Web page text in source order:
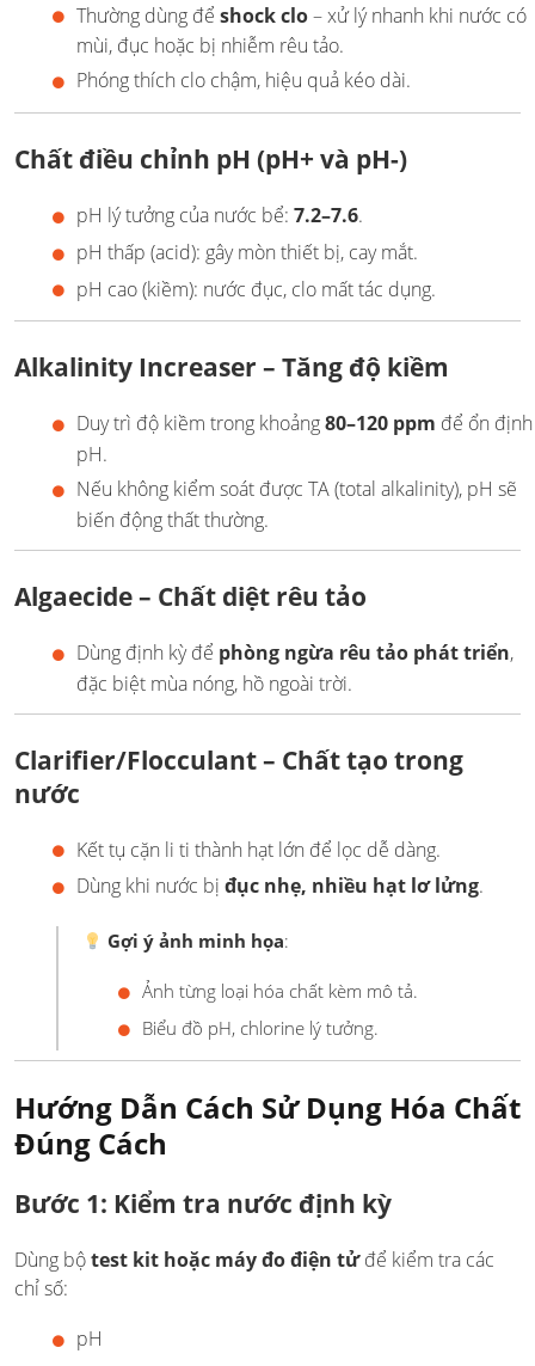
Thường dùng để shock clo– xử lý nhanh khi nước có
mùi, đục hoặc bị nhiễm rêu tảo.
Phóng thích clo chậm, hiệu quả kéo dài.
Chất điều chỉnh pH (pH+ và pH-)
pH lý tưởng của nước bể: 7.2–7.6.
pH thấp (acid): gây mòn thiết bị, cay mắt.
pH cao (kiềm): nước đục, clo mất tác dụng.
Alkalinity Increaser – Tăng độ kiềm
Duy trì độ kiềm trong khoảng80–120 ppm để ổn định
pH.
Nếu không kiểm soát được TA (total alkalinity), pH sẽ
biến động thất thường.
Algaecide – Chất diệt rêu tảo
Dùng định kỳ để phòng ngừa rêu tảo phát triển,
đặc biệt mùa nóng, hồ ngoài trời.
Clarifier/Flocculant – Chất tạo trong
nước
Kết tụ cặn li ti thành hạt lớn để lọc dễ dàng.
Dùng khi nước bị đục nhẹ, nhiều hạt lơ lửng.
Gợi ý ảnh minh họa:
Ảnh từng loại hóa chất kèm mô tả.
Biểu đồ pH, chlorine lý tưởng.
Hướng Dẫn Cách Sử Dụng Hóa Chất
Đúng Cách
Bước 1: Kiểm tra nước định kỳ
Dùng bộtest kit hoặc máy đo điện tửđể kiểm tra các
chỉ số:
pH